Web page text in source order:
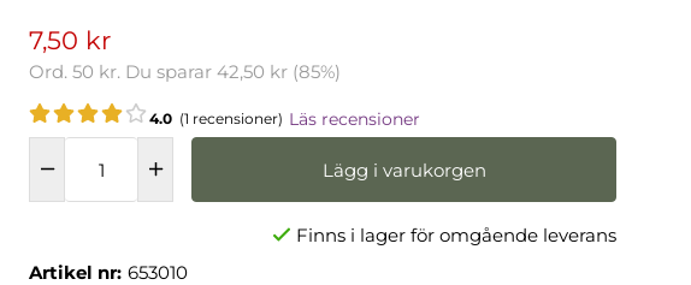
7,50 kr
Ord. 50 kr. Du sparar 42,50 kr (85%)
4.0 (1 recensioner) Läs recensioner
Lägg i varukorgen
Finns i lager för omgående leverans
Artikel nr: 653010